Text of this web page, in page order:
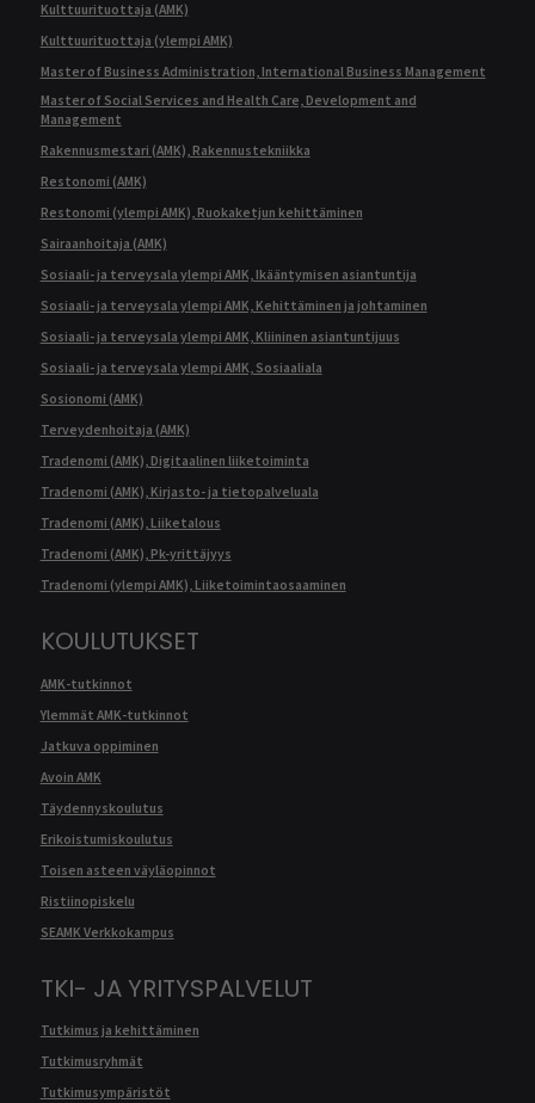
Kulttuurituottaja (AMK)
Kulttuurituottaja (ylempi AMK)
Master of Business Administration, International Business Management
Master of Social Services and Health Care, Development and
Management
Rakennusmestari (AMK), Rakennustekniikka
Restonomi (AMK)
Restonomi (ylempi AMK), Ruokaketjun kehittäminen
Sairaanhoitaja (AMK)
Sosiaali- ja terveysala ylempi AMK, Ikääntymisen asiantuntija
Sosiaali- ja terveysala ylempi AMK, Kehittäminen ja johtaminen
Sosiaali- ja terveysala ylempi AMK, Kliininen asiantuntijuus
Sosiaali- ja terveysala ylempi AMK, Sosiaaliala
Sosionomi (AMK)
Terveydenhoitaja (AMK)
Tradenomi (AMK), Digitaalinen liiketoiminta
Tradenomi (AMK), Kirjasto- ja tietopalveluala
Tradenomi (AMK), Liiketalous
Tradenomi (AMK), Pk-yrittäjyys
Tradenomi (ylempi AMK), Liiketoimintaosaaminen
KOULUTUKSET
AMK-tutkinnot
Ylemmät AMK-tutkinnot
Jatkuva oppiminen
Avoin AMK
Täydennyskoulutus
Erikoistumiskoulutus
Toisen asteen väyläopinnot
Ristiinopiskelu
SEAMK Verkkokampus
TKI- JA YRITYSPALVELUT
Tutkimus ja kehittäminen
Tutkimusryhmät
Tutkimusympäristöt